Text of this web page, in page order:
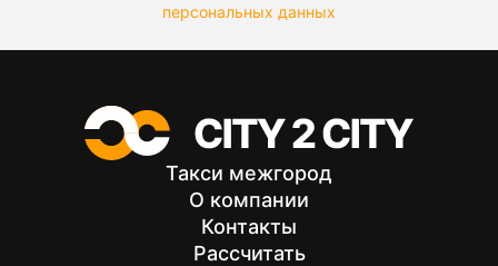
персональных данных
Такси межгород
О компании
Контакты
Рассчитать